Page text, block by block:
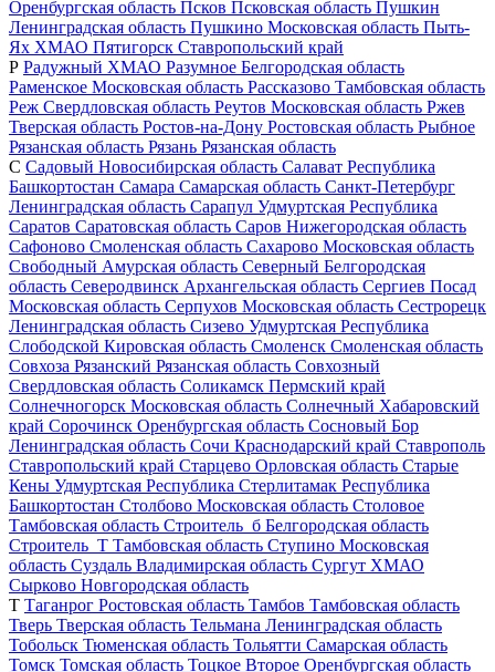
Оренбургская область Псков Псковская область Пушкин
Ленинградская область Пушкино Московская область Пыть-
Ях ХМАО Пятигорск Ставропольский край
Р Радужный ХМАО Разумное Белгородская область
Раменское Московская область Рассказово Тамбовская область
Реж Свердловская область Реутов Московская область Ржев
Тверская область Ростов-на-Дону Ростовская область Рыбное
Рязанская область Рязань Рязанская область
С Садовый Новосибирская область Салават Республика
Башкортостан Самара Самарская область Санкт-Петербург
Ленинградская область Сарапул Удмуртская Республика
Саратов Саратовская область Саров Нижегородская область
Сафоново Смоленская область Сахарово Московская область
Свободный Амурская область Северный Белгородская
область Северодвинск Архангельская область Сергиев Посад
Московская область Серпухов Московская область Сестрорецк
Ленинградская область Сизево Удмуртская Республика
Слободской Кировская область Смоленск Смоленская область
Совхоза Рязанский Рязанская область Совхозный
Свердловская область Соликамск Пермский край
Солнечногорск Московская область Солнечный Хабаровский
край Сорочинск Оренбургская область Сосновый Бор
Ленинградская область Сочи Краснодарский край Ставрополь
Ставропольский край Старцево Орловская область Старые
Кены Удмуртская Республика Стерлитамак Республика
Башкортостан Столбово Московская область Столовое
Тамбовская область Строитель_б Белгородская область
Строитель_Т Тамбовская область Ступино Московская
область Суздаль Владимирская область Сургут ХМАО
Сырково Новгородская область
Т Таганрог Ростовская область Тамбов Тамбовская область
Тверь Тверская область Тельмана Ленинградская область
Тобольск Тюменская область Тольятти Самарская область
Томск Томская область Тоцкое Второе Оренбургская область